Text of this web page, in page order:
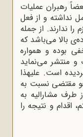
رهبران عملیات
نداشته و از فعل
را ندارند. از جمله
بالا می‌باشد که
بوده و همواره
و منتشر می‌نماید
است. علیهذا
مقتضی نسبت به
طرف مشارالیه به
هفتم، اقدام و نتیجه را